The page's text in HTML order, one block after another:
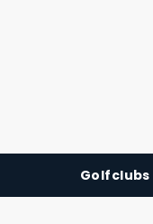
Golfclubs